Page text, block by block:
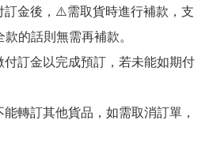
訂金後，⚠️需取貨時進行補款，支
的話則無需再補款。
訂金以完成預訂，若未能如期付
轉訂其他貨品，如需取消訂單，